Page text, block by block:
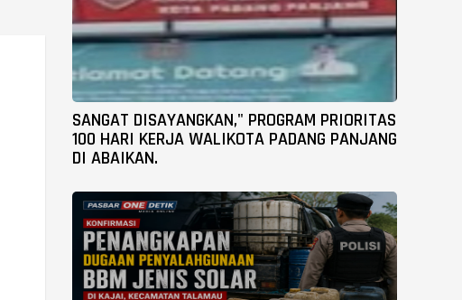
SANGAT DISAYANGKAN," PROGRAM PRIORITAS
100 HARI KERJA WALIKOTA PADANG PANJANG
DI ABAIKAN.